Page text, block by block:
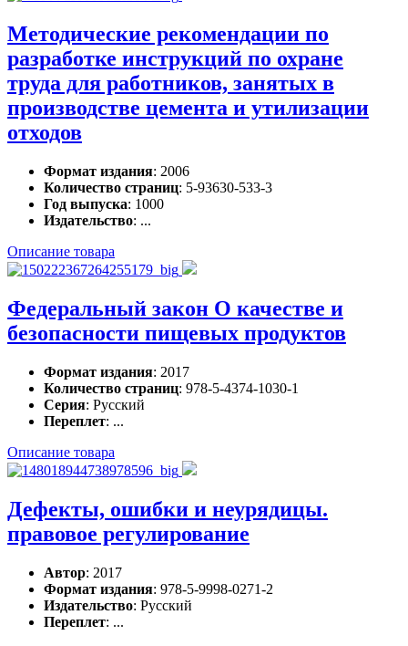
Методические рекомендации по
разработке инструкций по охране
труда для работников, занятых в
производстве цемента и утилизации
отходов
Формат издания: 2006
Количество страниц: 5-93630-533-3
Год выпуска: 1000
Издательство: ...
Описание товара
Федеральный закон О качестве и
безопасности пищевых продуктов
Формат издания: 2017
Количество страниц: 978-5-4374-1030-1
Серия: Русский
Переплет: ...
Описание товара
Дефекты, ошибки и неурядицы.
правовое регулирование
Автор: 2017
Формат издания: 978-5-9998-0271-2
Издательство: Русский
Переплет: ...